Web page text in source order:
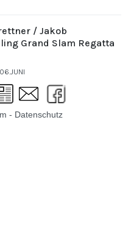
/ Jakob
Grand Slam Regatta
06.JUNI
- Datenschutz